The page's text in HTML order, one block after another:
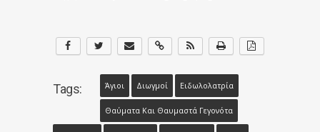
Tags: Άγιοι Διωγμοί Ειδωλολατρία
Θαύματα Και Θαυμαστά Γεγονότα